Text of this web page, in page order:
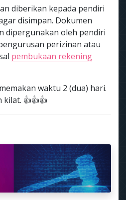
diberikan kepada pendiri
disimpan. Dokumen
dipergunakan oleh pendiri
perizinan atau
pembukaan rekening
memakan waktu 2 (dua) hari.
kilat. 👍👍👍